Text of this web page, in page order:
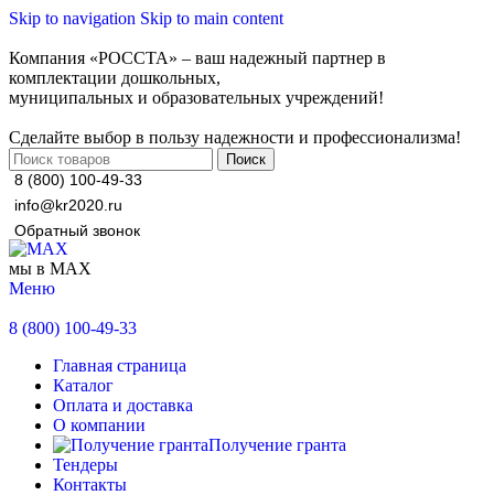
Skip to navigation Skip to main content
Компания «РОССТА» – ваш надежный партнер в
комплектации дошкольных,
муниципальных и образовательных учреждений!
Сделайте выбор в пользу надежности и профессионализма!
Поиск
8 (800) 100-49-33
info@kr2020.ru
Обратный звонок
мы в MAX
Меню
8 (800) 100-49-33
Главная страница
Каталог
Оплата и доставка
О компании
Получение гранта
Тендеры
Контакты